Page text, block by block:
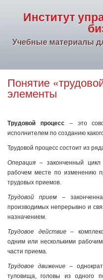
Институт
Учебные материалы
Понятие
элементы
Трудовой процесс– это
исполнителем по созданию
Трудовой процесс состоит из
Операция – законченный
рабочем месте по изменению
трудовых приемов.
Трудовой прием –
производимых непрерывно и
назначением.
Трудовое действие–
одним или несколькими
части приема.
Трудовое движение–
туловища, головы из одного